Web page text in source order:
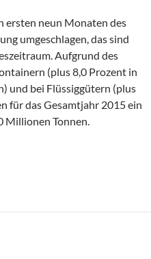
ersten neun Monaten des
umgeschlagen, das sind
Aufgrund des
(plus 8,0 Prozent in
und bei Flüssiggütern (plus
für das Gesamtjahr 2015 ein
Millionen Tonnen.
zu